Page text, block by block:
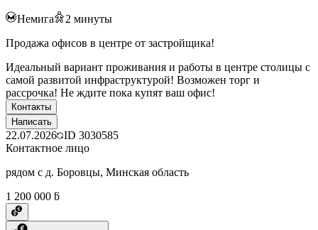
Немига 2 минуты
Продажа офисов в центре от застройщика!
Идеальный вариант проживания и работы в центре столицы с
самой развитой инфраструктурой! Возможен торг и
рассрочка! Не ждите пока купят ваш офис!
Контакты
Написать
22.07.2026 ID 3030585
Контактное лицо
рядом с д. Боровцы, Минская область
1 200 000 ƃ